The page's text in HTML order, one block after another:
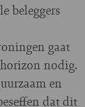
beleggers
gaat
nodig.
en
dat dit